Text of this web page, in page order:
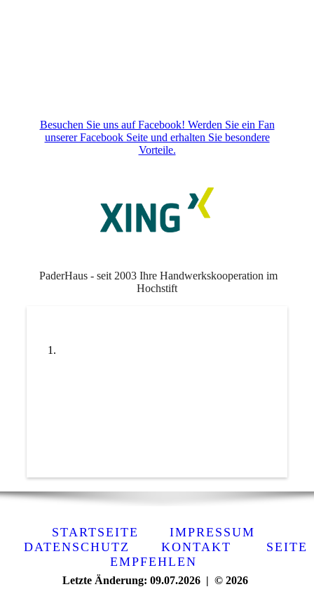
Besuchen Sie uns auf Facebook! Werden Sie ein Fan
unserer Facebook Seite und erhalten Sie besondere
Vorteile.
PaderHaus - seit 2003 Ihre Handwerkskooperation im
Hochstift
STARTSEITE
IMPRESSUM
DATENSCHUTZ
KONTAKT
SEITE
EMPFEHLEN
Letzte Änderung: 09.07.2026 | © 2026